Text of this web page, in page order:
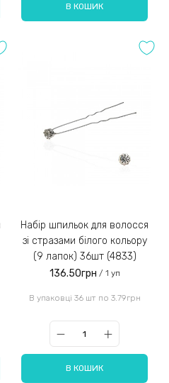
В КОШИК
Набір шпильок для волосся
зі стразами білого кольору
(9 лапок) 36шт (4833)
136.50грн / 1 уп
В упаковці 36 шт по 3.79грн
В КОШИК